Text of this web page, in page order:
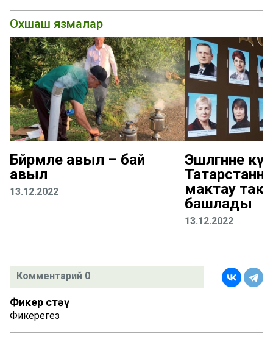
Охшаш язмалар
Бәйрәмле авыл – бай
авыл
13.12.2022
Эшләгәнне
мактау
башлады
13.12.2022
Комментарий 0
Фикер өстәү
Фикерегез